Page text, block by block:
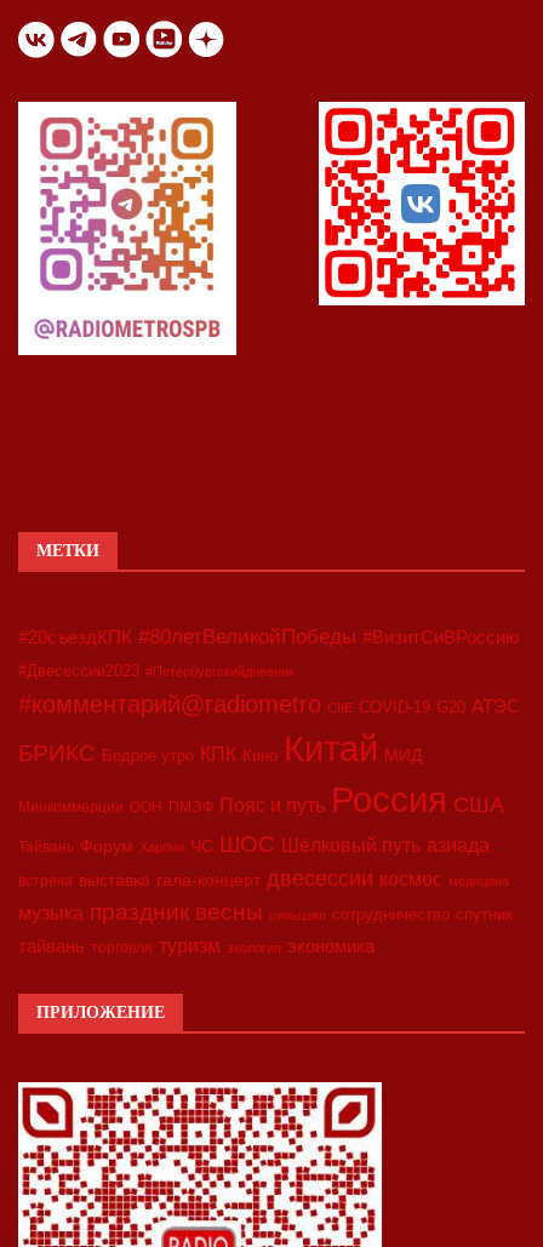
МЕТКИ
#20съездКПК #80летВеликойПобеды #ВизитСиВРоссию
#Двесессии2023 #Петербургскийдневник
#комментарий@radiometro CIIE COVID-19 G20 АТЭС
БРИКС Бодрое утро КПК Кино Китай МИД
Минкоммерции ООН ПМЭФ Пояс и путь Россия США
Тайвань Форум Харбин ЧС ШОС Шёлковый путь азиада
встреча выставка гала-концерт двесессии космос медицина
музыка праздник весны синьцзян сотрудничество спутник
тайвань торговля туризм экология экономика
ПРИЛОЖЕНИЕ